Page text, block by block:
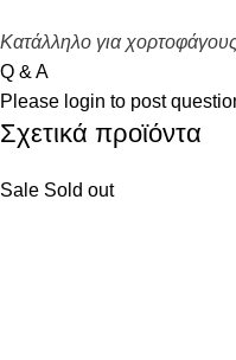
Κατάλληλο για
Q & A
Please login to post
Σχετικά προϊόντα
Sale Sold out